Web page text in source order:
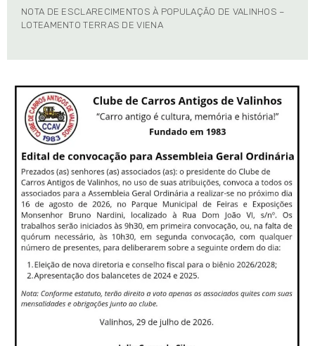
NOTA DE ESCLARECIMENTOS À POPULAÇÃO DE VALINHOS –
LOTEAMENTO TERRAS DE VIENA